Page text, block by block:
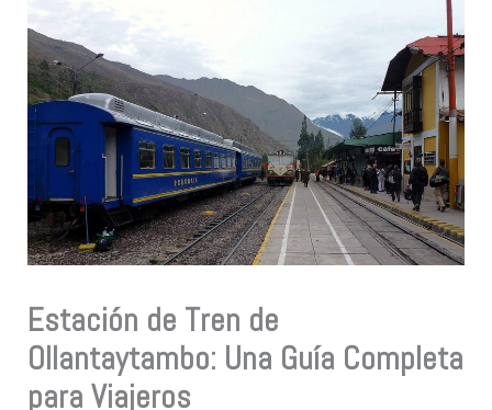
Estación de Tren de
Ollantaytambo: Una Guía Completa
para Viajeros